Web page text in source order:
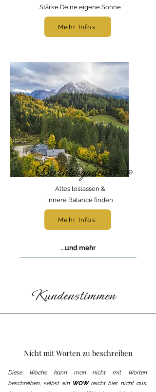
Stärke Deine eigene Sonne
Mehr Infos
Berchtesgaden 7 Tage
Altes loslassen &
innere Balance finden
Mehr Infos
...und mehr
Kundenstimmen
Nicht mit Worten zu beschreiben
Diese Woche kann man nicht mit Worten
beschreiben, selbst ein WOWreicht hier nicht aus.